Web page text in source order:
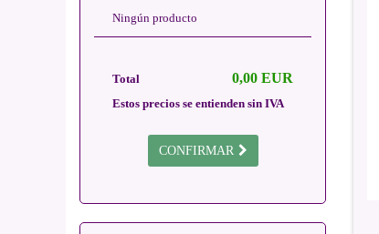
Ningún producto
0,00 EUR
Total
Estos precios se entienden sin IVA
CONFIRMAR